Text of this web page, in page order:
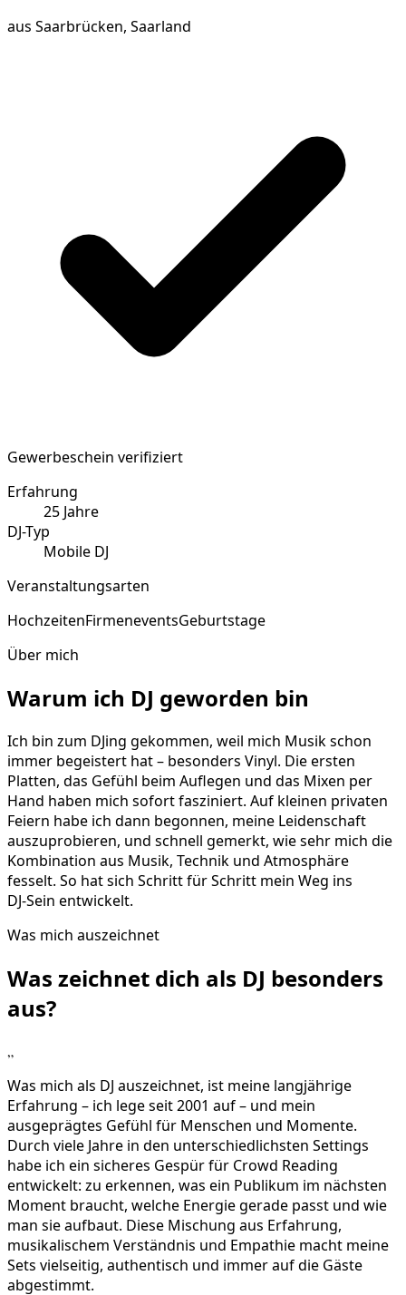
aus Saarbrücken, Saarland
Gewerbeschein verifiziert
Erfahrung
25 Jahre
DJ-Typ
Mobile DJ
Veranstaltungsarten
HochzeitenFirmeneventsGeburtstage
Über mich
Warum ich DJ geworden bin
Ich bin zum DJing gekommen, weil mich Musik schon
immer begeistert hat – besonders Vinyl. Die ersten
Platten, das Gefühl beim Auflegen und das Mixen per
Hand haben mich sofort fasziniert. Auf kleinen privaten
Feiern habe ich dann begonnen, meine Leidenschaft
auszuprobieren, und schnell gemerkt, wie sehr mich die
Kombination aus Musik, Technik und Atmosphäre
fesselt. So hat sich Schritt für Schritt mein Weg ins
DJ‑Sein entwickelt.
Was mich auszeichnet
Was zeichnet dich als DJ besonders
aus?
„
Was mich als DJ auszeichnet, ist meine langjährige
Erfahrung – ich lege seit 2001 auf – und mein
ausgeprägtes Gefühl für Menschen und Momente.
Durch viele Jahre in den unterschiedlichsten Settings
habe ich ein sicheres Gespür für Crowd Reading
entwickelt: zu erkennen, was ein Publikum im nächsten
Moment braucht, welche Energie gerade passt und wie
man sie aufbaut. Diese Mischung aus Erfahrung,
musikalischem Verständnis und Empathie macht meine
Sets vielseitig, authentisch und immer auf die Gäste
abgestimmt.